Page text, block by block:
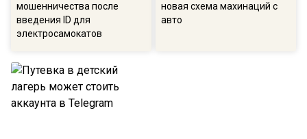
мошенничества после
введения ID для
электросамокатов
новая схема махинаций с
авто